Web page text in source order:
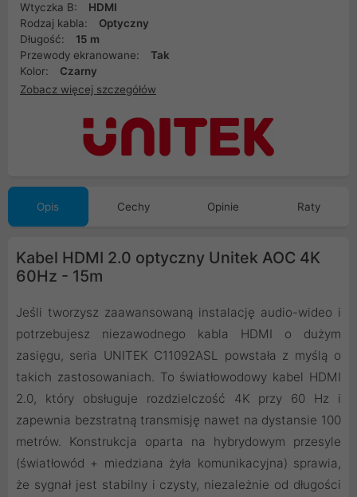
Wtyczka B:
HDMI
Rodzaj kabla:
Optyczny
Długość:
15 m
Przewody ekranowane:
Tak
Kolor:
Czarny
Zobacz więcej szczegółów
Opis Cechy Opinie Raty
Kabel HDMI 2.0 optyczny Unitek AOC 4K
60Hz - 15m
Jeśli tworzysz zaawansowaną instalację audio-wideo i
potrzebujesz niezawodnego kabla HDMI o dużym
zasięgu, seria UNITEK C11092ASL powstała z myślą o
takich zastosowaniach. To światłowodowy kabel HDMI
2.0, który obsługuje rozdzielczość 4K przy 60 Hz i
zapewnia bezstratną transmisję nawet na dystansie 100
metrów. Konstrukcja oparta na hybrydowym przesyle
(światłowód + miedziana żyła komunikacyjna) sprawia,
że sygnał jest stabilny i czysty, niezależnie od długości